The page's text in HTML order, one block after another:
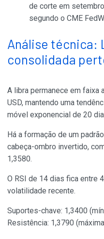
de corte em
segundo o CME
Análise técnica:
consolidada
A libra permanece em faixa
USD, mantendo uma
móvel exponencial de 20
Há a formação de um
cabeça-ombro invertido,
1,3580.
O RSI de 14 dias fica entre
volatilidade recente.
Suportes-chave: 1,3400
Resistência: 1,3790